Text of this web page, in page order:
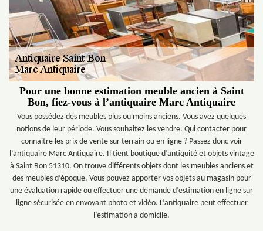
Pour une bonne estimation meuble ancien à Saint
Bon, fiez-vous à l’antiquaire Marc Antiquaire
Vous possédez des meubles plus ou moins anciens. Vous avez quelques
notions de leur période. Vous souhaitez les vendre. Qui contacter pour
connaitre les prix de vente sur terrain ou en ligne ? Passez donc voir
l’antiquaire Marc Antiquaire. Il tient boutique d’antiquité et objets vintage
à Saint Bon 51310. On trouve différents objets dont les meubles anciens et
des meubles d’époque. Vous pouvez apporter vos objets au magasin pour
une évaluation rapide ou effectuer une demande d’estimation en ligne sur
ligne sécurisée en envoyant photo et vidéo. L’antiquaire peut effectuer
l’estimation à domicile.